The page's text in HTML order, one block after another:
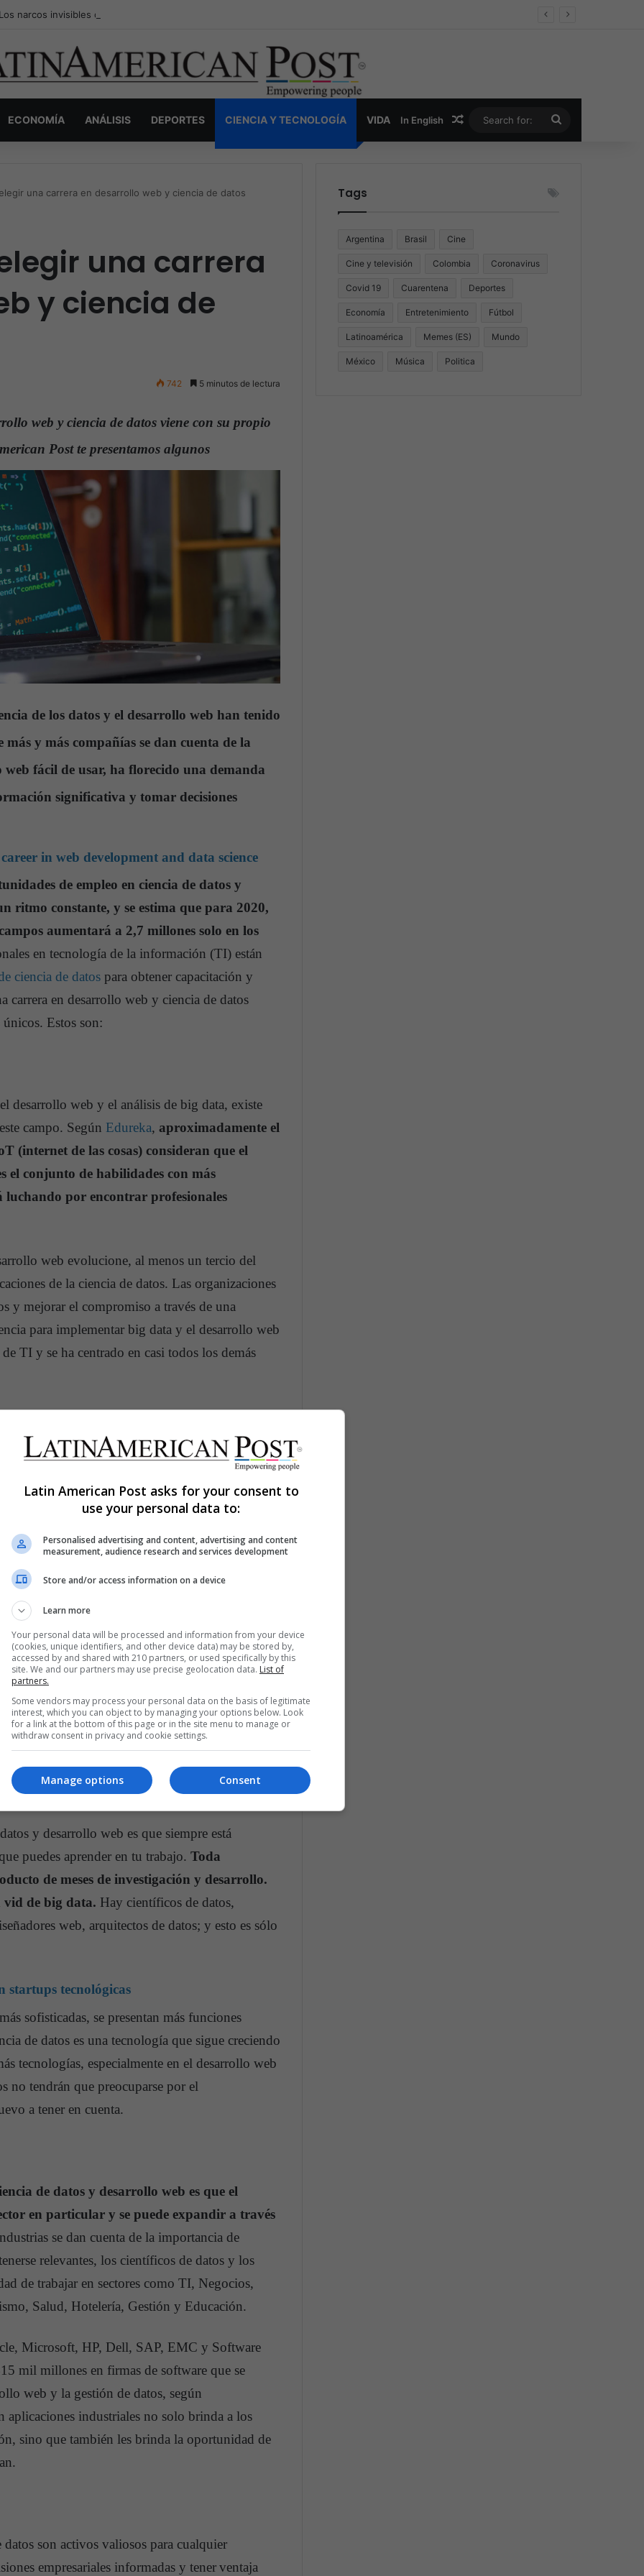
Los narcos invisibles de Colombia: la guerra secreta por la verdad, el poder y la nueva economía de la droga
ECONOMÍA ANÁLISIS DEPORTES CIENCIA Y TECNOLOGÍA VIDA In English Random Article
for:
una carrera en desarrollo web y ciencia de datos
una carrera
y ciencia de
742 5 minutos de lectura
web y ciencia de datos viene con su propio
Post te presentamos algunos
de los datos y el desarrollo web han tenido
y más compañías se dan cuenta de la
fácil de usar, ha florecido una demanda
significativa y tomar decisiones
in web development and data science
de empleo en ciencia de datos y
ritmo constante, y se estima que para 2020,
aumentará a 2,7 millones solo en los
en tecnología de la información (TI) están
ciencia de datos para obtener capacitación y
carrera en desarrollo web y ciencia de datos
Estos son:
desarrollo web y el análisis de big data, existe
campo. Según Edureka, aproximadamente el
(internet de las cosas) consideran que el
el conjunto de habilidades con más
luchando por encontrar profesionales
web evolucione, al menos un tercio del
de la ciencia de datos. Las organizaciones
y mejorar el compromiso a través de una
para implementar big data y el desarrollo web
TI y se ha centrado en casi todos los demás
de datos son responsables de crear productos
de hacer uso de sus instIGNORE INTOs
Los profesionales que trabajan en este
sino que también están capacitados para
de desarrollo web, siempre hay una demanda de
a un sitio web particular una ventaja más
paramanejar problemas organizacionales
sitio web atractivo o la mejor manera de
de la organización. Incluso si hubiera, la
que esos métodos sean redundantes.Los
están capacitados para abordar cada
soluciones duraderas.
y desarrollo web es que siempre está
puedes aprender en tu trabajo. Toda
de meses de investigación y desarrollo.
de big data. Hay científicos de datos,
web, arquitectos de datos; y esto es sólo
startups tecnológicas
sofisticadas, se presentan más funciones
de datos es una tecnología que sigue creciendo
tecnologías, especialmente en el desarrollo web
no tendrán que preocuparse por el
a tener en cuenta.
de datos y desarrollo web es que el
en particular y se puede expandir a través
se dan cuenta de la importancia de
relevantes, los científicos de datos y los
de trabajar en sectores como TI, Negocios,
Salud, Hotelería, Gestión y Educación.
Microsoft, HP, Dell, SAP, EMC y Software
mil millones en firmas de software que se
web y la gestión de datos, según
aplicaciones industriales no solo brinda a los
sino que también les brinda la oportunidad de
son activos valiosos para cualquier
empresariales informadas y tenerventaja
Tags
Argentina Brasil Cine
Cine y televisión Colombia Coronavirus
Covid 19 Cuarentena Deportes
Economía Entretenimiento Fútbol
Latinoamérica Memes (ES) Mundo
México Música Politica
Latin American Post asks for your consent to
use your personal data to:
Personalised advertising and content, advertising and content
measurement, audience research and services development
Store and/or access information on a device
Learn more
Your personal data will be processed and information from your device
(cookies, unique identifiers, and other device data) may be stored by,
accessed by and shared with 210 partners, or used specifically by this
site. We and our partners may use precise geolocation data. List of
partners.
Some vendors may process your personal data on the basis of legitimate
interest, which you can object to by managing your options below. Look
for a link at the bottom of this page or in the site menu to manage or
withdraw consent in privacy and cookie settings.
Consent
Manage options